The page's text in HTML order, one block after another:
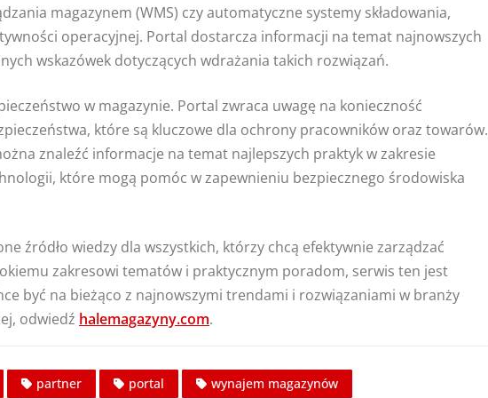
magazynem (WMS) czy automatyczne systemy składowania,
operacyjnej. Portal dostarcza informacji na temat najnowszych
wskazówek dotyczących wdrażania takich rozwiązań.
w magazynie. Portal zwraca uwagę na konieczność
które są kluczowe dla ochrony pracowników oraz towarów.
znaleźć informacje na temat najlepszych praktyk w zakresie
które mogą pomóc w zapewnieniu bezpiecznego środowiska
źródło wiedzy dla wszystkich, którzy chcą efektywnie zarządzać
zakresowi tematów i praktycznym poradom, serwis ten jest
być na bieżąco z najnowszymi trendami i rozwiązaniami w branży
odwiedź halemagazyny.com.
partner portal
wynajem magazynów